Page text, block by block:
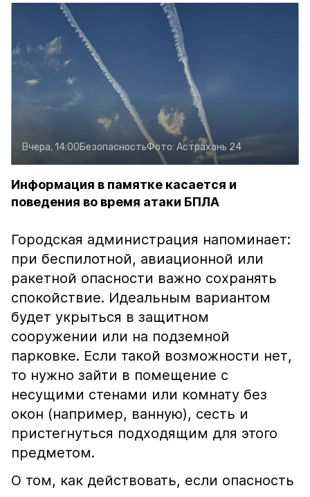
Вчера, 14:00БезопасностьФото: Астрахань 24
Информация в памятке касается и
поведения во время атаки БПЛА
Городская администрация напоминает:
при беспилотной, авиационной или
ракетной опасности важно сохранять
спокойствие. Идеальным вариантом
будет укрыться в защитном
сооружении или на подземной
парковке. Если такой возможности нет,
то нужно зайти в помещение с
несущими стенами или комнату без
окон (например, ванную), сесть и
пристегнуться подходящим для этого
предметом.
О том, как действовать, если опасность